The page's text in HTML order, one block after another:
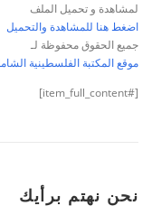
لمشاهدة و تحميل الملف
اضغط هنا للمشاهدة والتحميل
جميع الحقوق محفوظة لـ
موقع المكتبة الفلسطينية
[#item_full_content]
نحن نهتم برأيك